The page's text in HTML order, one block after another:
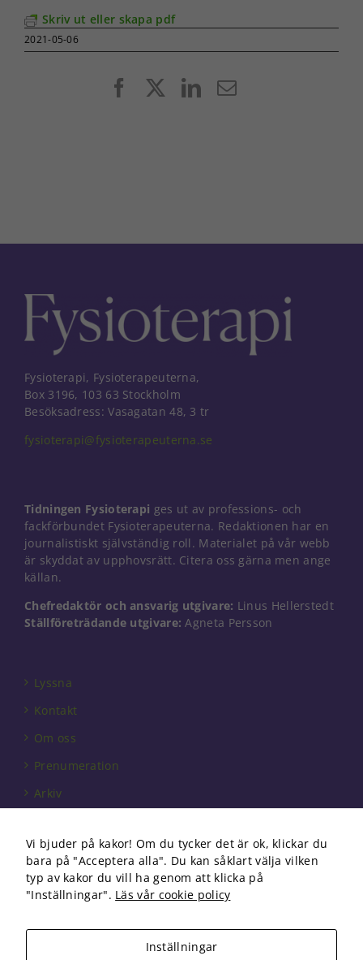
Skriv ut eller skapa pdf
2021-05-06
FacebookLinkedIn
E-
Fysioterapi, Fysioterapeuterna,
Box 3196, 103 63 Stockholm
Besöksadress: Vasagatan 48, 3 tr
fysioterapi@fysioterapeuterna.se
Tidningen Fysioterapi ges ut av professions- och
fackförbundet Fysioterapeuterna. Redaktionen har en
journalistiskt självständig roll. Materialet på vår webb
är skyddat av upphovsrätt. Citera oss gärna men ange
källan.
Chefredaktör och ansvarig utgivare: Linus Hellerstedt
Ställföreträdande utgivare: Agneta Persson
Lyssna
Kontakt
Om oss
Prenumeration
Arkiv
Förbundet
Om cookies
Vi bjuder på kakor! Om du tycker det är ok, klickar du
bara på "Acceptera alla". Du kan såklart välja vilken
typ av kakor du vill ha genom att klicka på
"Inställningar". Läs vår cookie policy
Inställningar
Nödvändiga
går inte att
välja bort. De
hemsidans
och
uppbyggnad,
baserat på
hur
hemsidan